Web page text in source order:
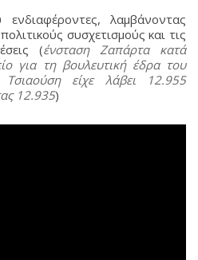
λαμβάνοντας
συσχετισμούς και τις
(ένσταση Ζαπάρτα κατά
για τη βουλευτική έδρα του
είχε λάβει 12.955
12.935)